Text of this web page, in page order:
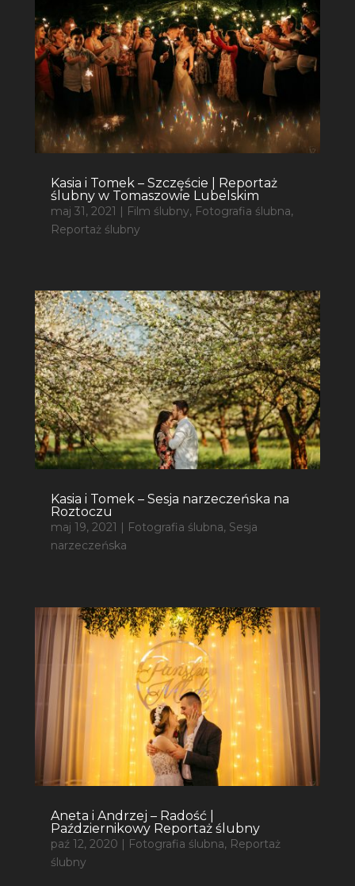
Kasia i Tomek – Szczęście | Reportaż
ślubny w Tomaszowie Lubelskim
maj 31, 2021 | Film ślubny, Fotografia ślubna,
Reportaż ślubny
Kasia i Tomek – Sesja narzeczeńska na
Roztoczu
maj 19, 2021 Fotografia ślubna, Sesja
narzeczeńska
Aneta i Andrzej – Radość |
Październikowy Reportaż ślubny
paź 12, 2020 | Fotografia ślubna, Reportaż
ślubny